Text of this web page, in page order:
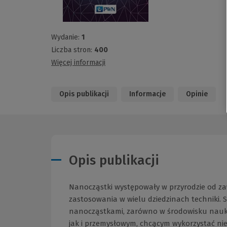
Wydanie: 1
Liczba stron: 400
Więcej informacji
Opis publikacji Informacje Opinie
Opis publikacji
Nanocząstki występowały w przyrodzie od
zastosowania w wielu dziedzinach techniki.
nanocząstkami, zarówno w środowisku
jak i przemysłowym, chcącym wykorzystać